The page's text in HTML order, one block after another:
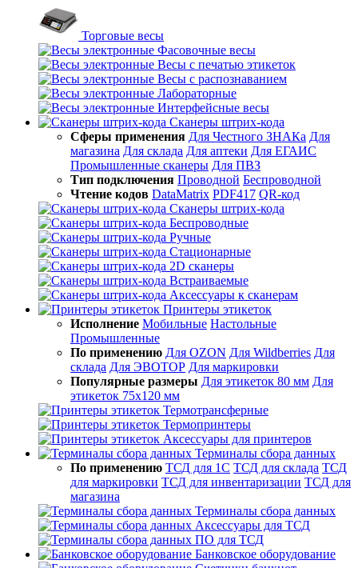
Торговые весы
Фасовочные весы
Весы с печатью этикеток
Весы с распознаванием
Лабораторные
Интерфейсные весы
Сканеры штрих-кода
Сферы применения Для Честного ЗНАКа Для
магазина Для склада Для аптеки Для ЕГАИС
Промышленные сканеры Для ПВЗ
Тип подключения Проводной Беспроводной
Чтение кодов DataMatrix PDF417 QR-код
Сканеры штрих-кода
Беспроводные
Ручные
Стационарные
2D сканеры
Встраиваемые
Аксессуары к сканерам
Принтеры этикеток
Исполнение Мобильные Настольные
Промышленные
По применению Для OZON Для Wildberries Для
склада Для ЭВОТОР Для маркировки
Популярные размеры Для этикеток 80 мм Для
этикеток 75х120 мм
Термотрансферные
Термопринтеры
Аксессуары для принтеров
Терминалы сбора данных
По применению ТСД для 1С ТСД для склада ТСД
для маркировки ТСД для инвентаризации ТСД для
магазина
Терминалы сбора данных
Аксессуары для ТСД
ПО для ТСД
Банковское оборудование